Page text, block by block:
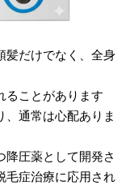
髪だけでなく、全身
ることがあります
、通常は心配ありま
降圧薬として開発さ
毛症治療に応用され